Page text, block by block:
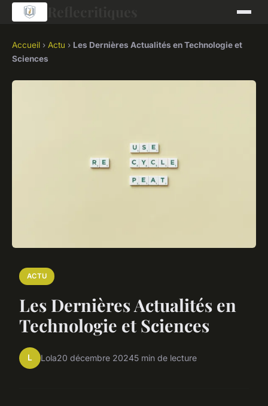
Accueil › Actu › Les Dernières Actualités en Technologie et
Sciences
ACTU
Les Dernières Actualités en
Technologie et Sciences
L Lola20 décembre 20245 min de lecture